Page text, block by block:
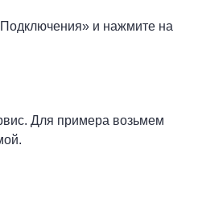
и нажмите на
Для примера возьмем